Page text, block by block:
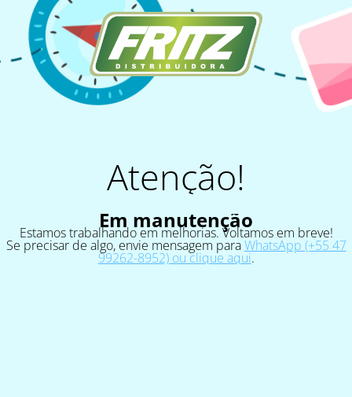
Atenção!
Em manutenção
Estamos trabalhando em melhorias. Voltamos em breve!
Se precisar de algo, envie mensagem paraWhatsApp (+55 47
99262-8952) ou clique aqui.